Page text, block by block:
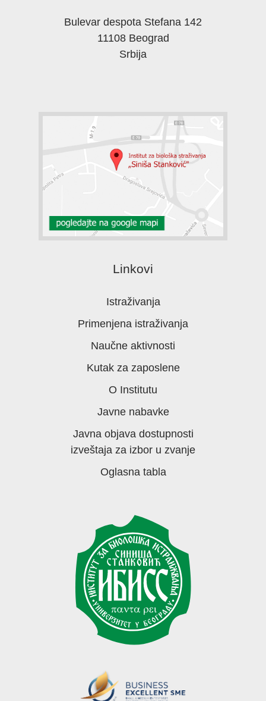
Bulevar despota Stefana 142
11108 Beograd
Srbija
Linkovi
Istraživanja
Primenjena istraživanja
Naučne aktivnosti
Kutak za zaposlene
O Institutu
Javne nabavke
Javna objava dostupnosti
izveštaja za izbor u zvanje
Oglasna tabla